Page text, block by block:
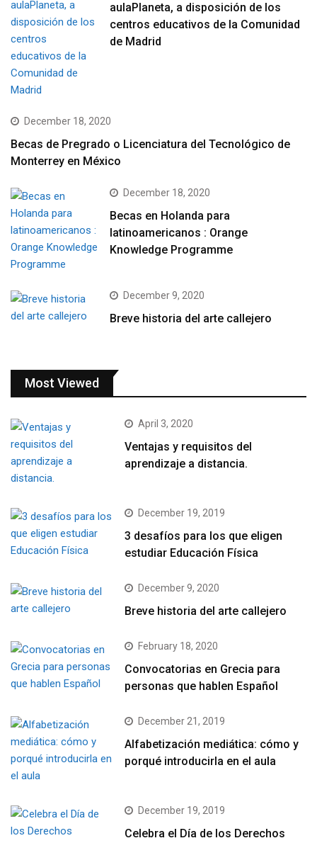
aulaPlaneta, a disposición de los
centros educativos de la Comunidad
de Madrid
December 18, 2020
Becas de Pregrado o Licenciatura del Tecnológico de
Monterrey en México
December 18, 2020
Becas en Holanda para
latinoamericanos : Orange
Knowledge Programme
December 9, 2020
Breve historia del arte callejero
Most Viewed
April 3, 2020
Ventajas y requisitos del
aprendizaje a distancia.
December 19, 2019
3 desafíos para los que eligen
estudiar Educación Física
December 9, 2020
Breve historia del arte callejero
February 18, 2020
Convocatorias en Grecia para
personas que hablen Español
December 21, 2019
Alfabetización mediática: cómo y
porqué introducirla en el aula
December 19, 2019
Celebra el Día de los Derechos